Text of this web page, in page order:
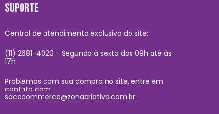
SUPORTE
Central de atendimento exclusivo do site:
(11) 2681-4020 - Segunda à sexta das 09h até às
17h
Problemas com sua compra no site, entre em
contato com
sacecommerce@zonacriativa.com.br